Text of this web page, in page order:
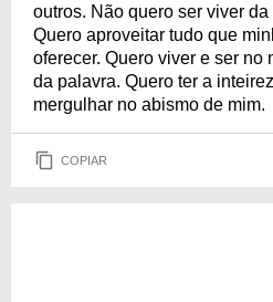
outros. Não quero ser viver
Quero aproveitar tudo que
oferecer. Quero viver e ser no
da palavra. Quero ter a
mergulhar no abismo de mim.
COPIAR